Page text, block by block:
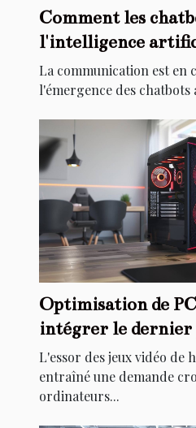
Comment les
l'intelligence
révolutionnent la
La communication est en
l'émergence des chatbots
Optimisation de
intégrer le dernier
haute performance
L'essor des jeux vidéo de
entraîné une demande
ordinateurs...